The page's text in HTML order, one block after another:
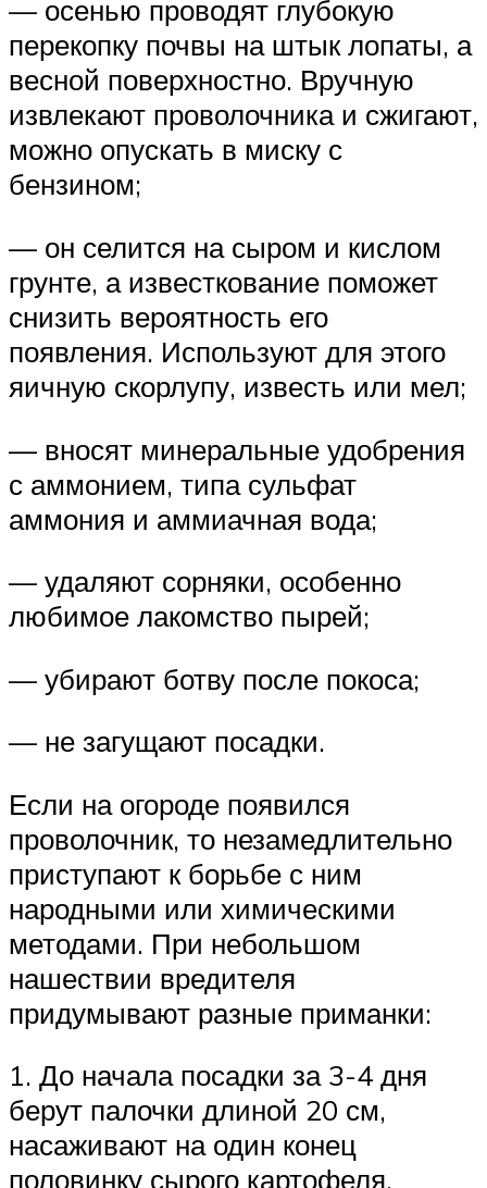
— осенью проводят глубокую
перекопку почвы на штык лопаты, а
весной поверхностно. Вручную
извлекают проволочника и сжигают,
можно опускать в миску с
бензином;
— он селится на сыром и кислом
грунте, а известкование поможет
снизить вероятность его
появления. Используют для этого
яичную скорлупу, известь или мел;
— вносят минеральные удобрения
с аммонием, типа сульфат
аммония и аммиачная вода;
— удаляют сорняки, особенно
любимое лакомство пырей;
— убирают ботву после покоса;
— не загущают посадки.
Если на огороде появился
проволочник, то незамедлительно
приступают к борьбе с ним
народными или химическими
методами. При небольшом
нашествии вредителя
придумывают разные приманки:
1. До начала посадки за 3-4 дня
берут палочки длиной 20 см,
насаживают на один конец
половинку сырого картофеля,